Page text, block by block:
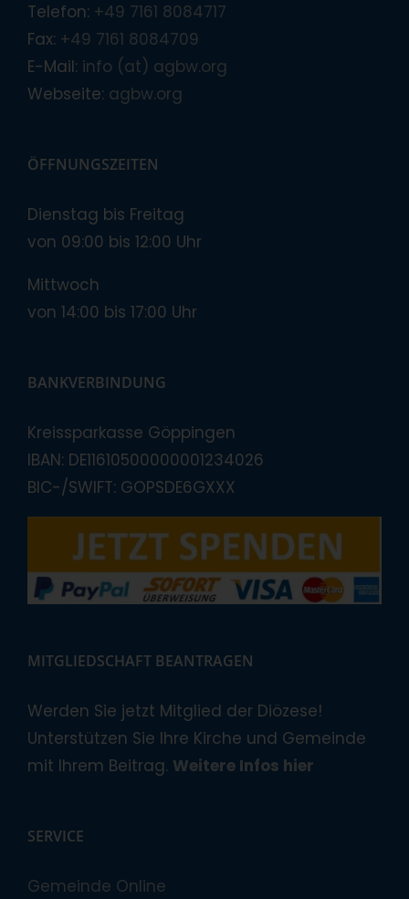
Telefon: +49 7161 8084717
Fax: +49 7161 8084709
E-Mail: info (at) agbw.org
Webseite: agbw.org
ÖFFNUNGSZEITEN
Dienstag bis Freitag
von 09:00 bis 12:00 Uhr
Mittwoch
von 14:00 bis 17:00 Uhr
BANKVERBINDUNG
Kreissparkasse Göppingen
IBAN: DE11610500000001234026
BIC-/SWIFT: GOPSDE6GXXX
MITGLIEDSCHAFT BEANTRAGEN
Werden Sie jetzt Mitglied der Diözese!
Unterstützen Sie Ihre Kirche und Gemeinde
mit Ihrem Beitrag. Weitere Infos hier
SERVICE
Gemeinde Online